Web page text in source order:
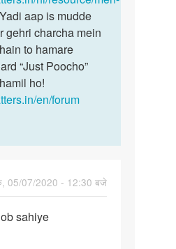
Yadi aap is mudde
gehri charcha mein
to hamare
“Just Poocho”
ho!
en/forum
05/07/2020 - 12:30 बजे
sahiye